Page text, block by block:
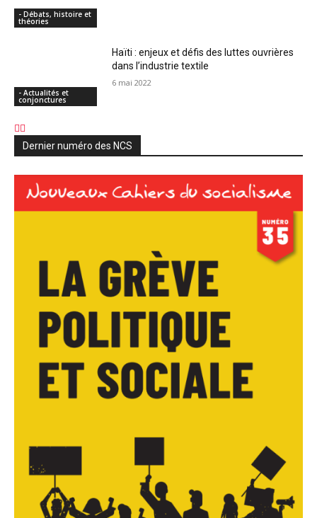
- Débats, histoire et
théories
- Actualités et
conjonctures
Haïti : enjeux et défis des luttes ouvrières
dans l’industrie textile
6 mai 2022
Dernier numéro des NCS